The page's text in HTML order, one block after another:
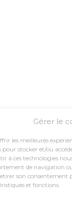
Gérer le
les meilleures
pour stocker et/ou
à ces technologies
de navigation ou
son consentement
et fonctions.